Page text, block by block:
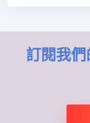
訂閱我